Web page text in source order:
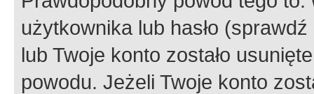
użytkownika lub hasło
lub Twoje konto zostało
powodu. Jeżeli Twoje konto